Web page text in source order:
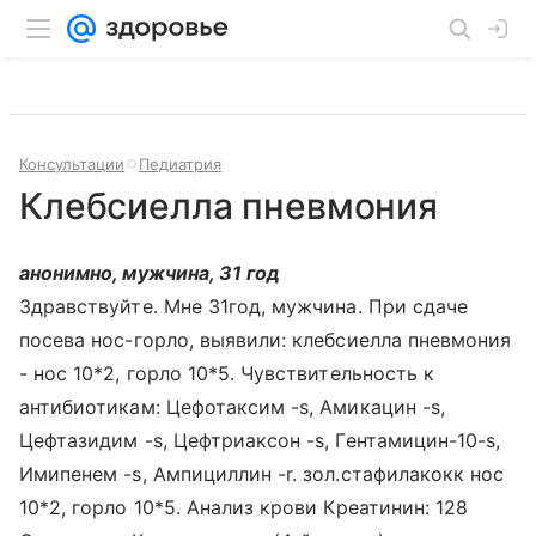
Консультации Педиатрия
Клебсиелла пневмония
анонимно, мужчина, 31 год
Здравствуйте. Мне 31год, мужчина. При сдаче
посева нос-горло, выявили: клебсиелла пневмония
- нос 10*2, горло 10*5. Чувствительность к
антибиотикам: Цефотаксим -s, Амикацин -s,
Цефтазидим -s, Цефтриаксон -s, Гентамицин-10-s,
Имипенем -s, Ампициллин -r. зол.стафилакокк нос
10*2, горло 10*5. Анализ крови Креатинин: 128